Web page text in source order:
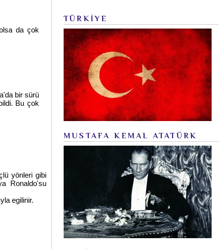
da çok
bir sürü
Bu çok
yönleri gibi
Ronaldo'su
egilinir.
TÜRKİYE
MUSTAFA KEMAL ATATÜRK